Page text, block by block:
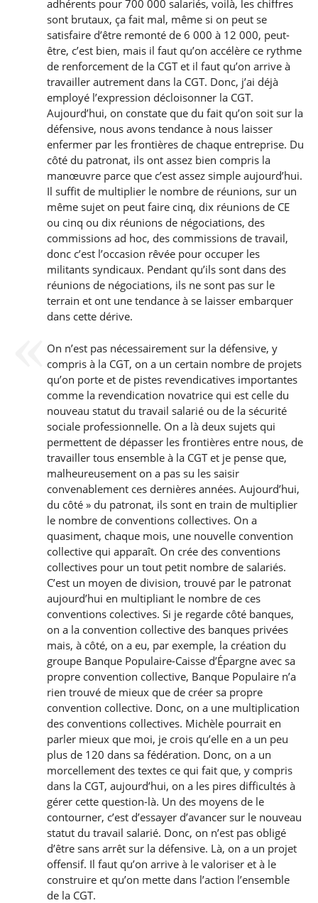
adhérents pour 700 000 salariés, voilà, les chiffres
sont brutaux, ça fait mal, même si on peut se
satisfaire d’être remonté de 6 000 à 12 000, peut-
être, c’est bien, mais il faut qu’on accélère ce rythme
de renforcement de la CGT et il faut qu’on arrive à
travailler autrement dans la CGT. Donc, j’ai déjà
employé l’expression décloisonner la CGT.
Aujourd’hui, on constate que du fait qu’on soit sur la
défensive, nous avons tendance à nous laisser
enfermer par les frontières de chaque entreprise. Du
côté du patronat, ils ont assez bien compris la
manœuvre parce que c’est assez simple aujourd’hui.
Il suffit de multiplier le nombre de réunions, sur un
même sujet on peut faire cinq, dix réunions de CE
ou cinq ou dix réunions de négociations, des
commissions ad hoc, des commissions de travail,
donc c’est l’occasion rêvée pour occuper les
militants syndicaux. Pendant qu’ils sont dans des
réunions de négociations, ils ne sont pas sur le
terrain et ont une tendance à se laisser embarquer
dans cette dérive.
On n’est pas nécessairement sur la défensive, y
compris à la CGT, on a un certain nombre de projets
qu’on porte et de pistes revendicatives importantes
comme la revendication novatrice qui est celle du
nouveau statut du travail salarié ou de la sécurité
sociale professionnelle. On a là deux sujets qui
permettent de dépasser les frontières entre nous, de
travailler tous ensemble à la CGT et je pense que,
malheureusement on a pas su les saisir
convenablement ces dernières années. Aujourd’hui,
du côté » du patronat, ils sont en train de multiplier
le nombre de conventions collectives. On a
quasiment, chaque mois, une nouvelle convention
collective qui apparaît. On crée des conventions
collectives pour un tout petit nombre de salariés.
C’est un moyen de division, trouvé par le patronat
aujourd’hui en multipliant le nombre de ces
conventions colectives. Si je regarde côté banques,
on a la convention collective des banques privées
mais, à côté, on a eu, par exemple, la création du
groupe Banque Populaire-Caisse d’Épargne avec sa
propre convention collective, Banque Populaire n’a
rien trouvé de mieux que de créer sa propre
convention collective. Donc, on a une multiplication
des conventions collectives. Michèle pourrait en
parler mieux que moi, je crois qu’elle en a un peu
plus de 120 dans sa fédération. Donc, on a un
morcellement des textes ce qui fait que, y compris
dans la CGT, aujourd’hui, on a les pires difficultés à
gérer cette question-là. Un des moyens de le
contourner, c’est d’essayer d’avancer sur le nouveau
statut du travail salarié. Donc, on n’est pas obligé
d’être sans arrêt sur la défensive. Là, on a un projet
offensif. Il faut qu’on arrive à le valoriser et à le
construire et qu’on mette dans l’action l’ensemble
de la CGT.